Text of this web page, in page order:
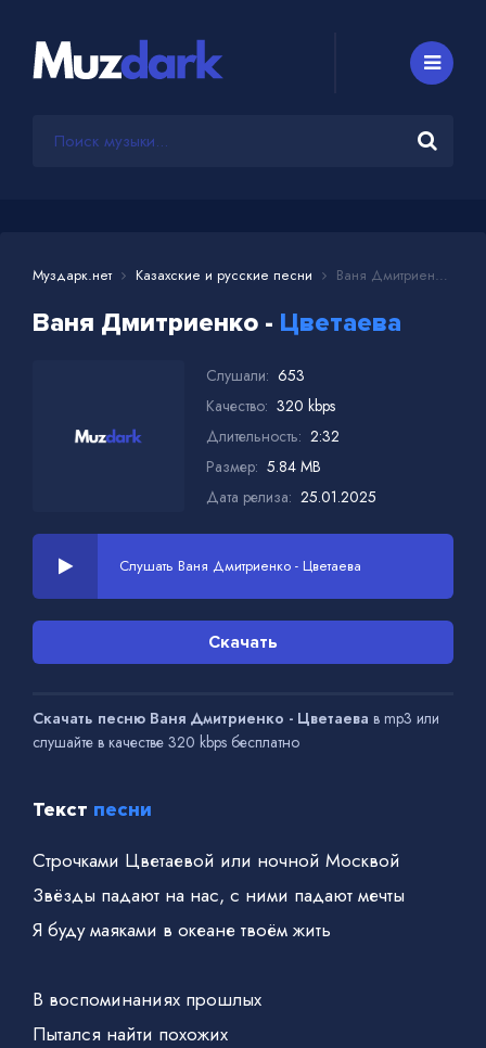
Муздарк.нет Казахские и русские песни Ваня Дмитриенко - Цветаева
Ваня Дмитриенко - Цветаева
Слушали: 653
Качество: 320 kbps
Длительность: 2:32
Размер: 5.84 MB
Дата релиза: 25.01.2025
Слушать Ваня Дмитриенко - Цветаева
Скачать
Скачать песню Ваня Дмитриенко - Цветаева в mp3 или
слушайте в качестве 320 kbps бесплатно
Текст песни
Строчками Цветаевой или ночной Москвой
Звёзды падают на нас, с ними падают мечты
Я буду маяками в океане твоём жить
В воспоминаниях прошлых
Пытался найти похожих